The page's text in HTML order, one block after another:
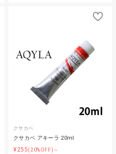
クサカベ
クサカベ アキーラ 20ml
¥255(20%OFF)～